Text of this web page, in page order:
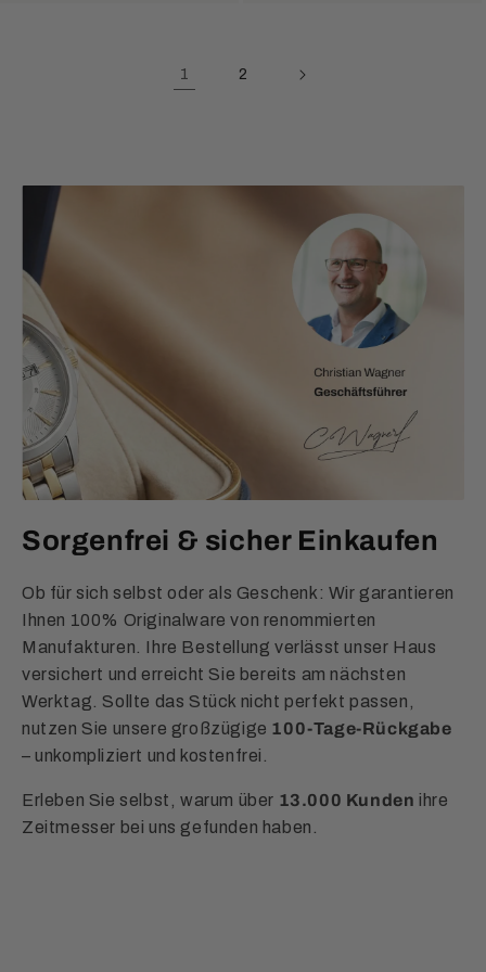
1 2
Sorgenfrei & sicher Einkaufen
Ob für sich selbst oder als Geschenk: Wir garantieren
Ihnen 100% Originalware von renommierten
Manufakturen. Ihre Bestellung verlässt unser Haus
versichert und erreicht Sie bereits am nächsten
Werktag. Sollte das Stück nicht perfekt passen,
nutzen Sie unsere großzügige 100-Tage-Rückgabe
– unkompliziert und kostenfrei.
Erleben Sie selbst, warum über 13.000 Kunden ihre
Zeitmesser bei uns gefunden haben.